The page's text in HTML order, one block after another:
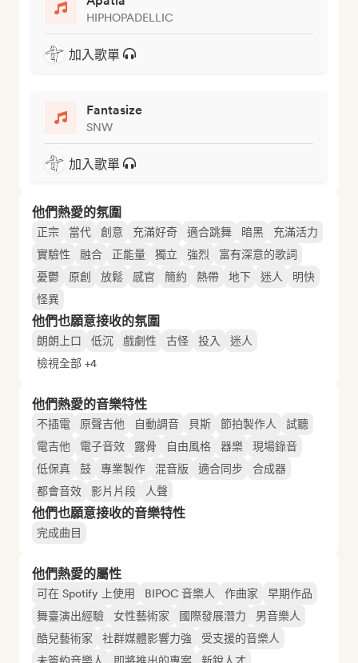
HIPHOPADELLIC
加入歌單
Fantasize
SNW
加入歌單
他們熱愛的氛圍
正宗 當代 創意 充滿好奇 適合跳舞 暗黑
充滿活力
實驗性
融合 正能量 獨立 強烈
富有深意的歌詞
憂鬱
原創 放鬆 感官 簡約 熱帶 地下 迷人
明快
怪異
他們也願意接收的氛圍
朗朗上口 低沉 戲劇性 古怪 投入
迷人
檢視全部 +4
他們熱愛的音樂特性
不插電 原聲吉他 自動調音 貝斯 節拍製作人
試聽
電吉他
電子音效 露骨 自由風格 器樂
現場錄音
低保真
鼓 專業製作 混音版 適合同步
合成器
都會音效
影片片段 人聲
他們也願意接收的音樂特性
完成曲目
他們熱愛的屬性
可在 Spotify 上使用 BIPOC 音樂人 作曲家
早期作品
舞臺演出經驗
女性藝術家 國際發展潛力
男音樂人
酷兒藝術家
社群媒體影響力強
受支援的音樂人